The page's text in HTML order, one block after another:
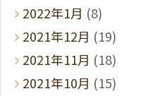
2022年1月 (8)
2021年12月 (19)
2021年11月 (18)
2021年10月 (15)